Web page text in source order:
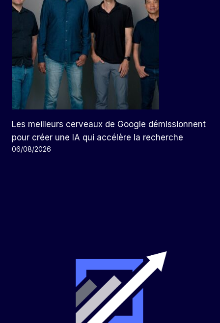
Les meilleurs cerveaux de Google démissionnent
pour créer une IA qui accélère la recherche
06/08/2026